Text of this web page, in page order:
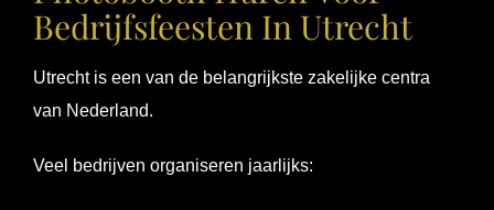
Bedrijfsfeesten In Utrecht
Utrecht is een van de belangrijkste zakelijke centra
van Nederland.
Veel bedrijven organiseren jaarlijks: